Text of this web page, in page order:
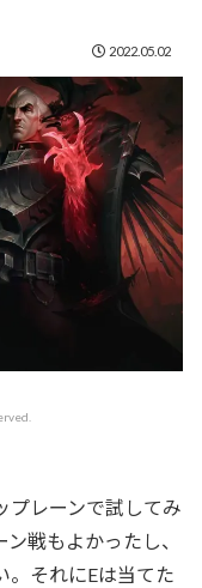
2022.05.02
プレーンで試してみ
戦もよかったし、
。それにEは当てた